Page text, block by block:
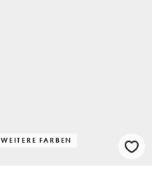
WEITERE FARBEN